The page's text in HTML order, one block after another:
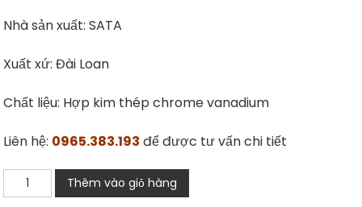
Nhà sản xuất: SATA
Xuất xứ: Đài Loan
Chất liệu: Hợp kim thép chrome vanadium
Liên hệ: 0965.383.193 để được tư vấn chi tiết
lê
Thêm vào giỏ hàng